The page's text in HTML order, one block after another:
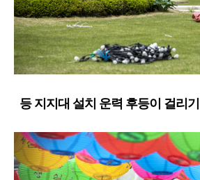
등 지지대 설치 운력 후등이 걸리